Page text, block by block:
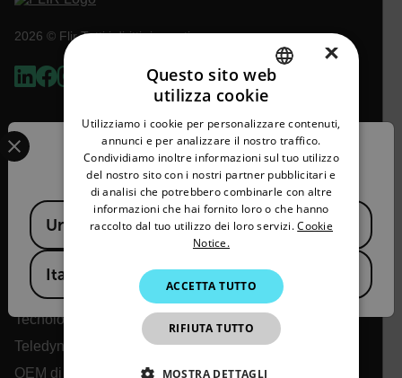
2026 © Flir Tutti i diritti riservati.
Informazioni su Flir
Tecnologie Teledyne
Teledyne FLIR Defense
OEM di Teledyne FLIR
Confirm Location
Select your preferred country and language from the
Available Locations
United States
Italy
ENGLISH
GERMAN
FRENCH
SPANISH
PORTUGUESE
KOREAN
JAPANESE
CHINESE
×
Questo sito web
utilizza cookie
Utilizziamo i cookie per personalizzare contenuti,
annunci e per analizzare il nostro traffico.
Condividiamo inoltre informazioni sul tuo utilizzo
del nostro sito con i nostri partner pubblicitari e
di analisi che potrebbero combinarle con altre
informazioni che hai fornito loro o che hanno
raccolto dal tuo utilizzo dei loro servizi. Cookie
Notice.
ACCETTA TUTTO
RIFIUTA TUTTO
MOSTRA DETTAGLI